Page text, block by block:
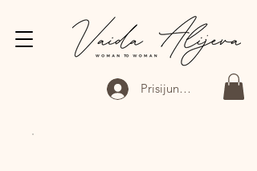
Prisijungti